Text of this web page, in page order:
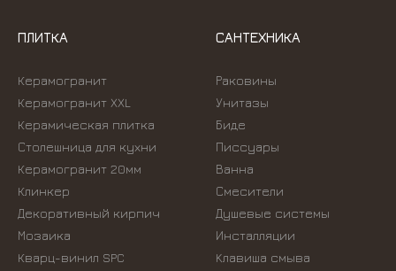
ПЛИТКА
Керамогранит
Керамогранит XXL
Керамическая плитка
Столешница для кухни
Керамогранит 20мм
Клинкер
Декоративный кирпич
Мозаика
Кварц-винил SPC
САНТЕХНИКА
Раковины
Унитазы
Биде
Писсуары
Ванна
Смесители
Душевые системы
Инсталляции
Kлавиша смыва